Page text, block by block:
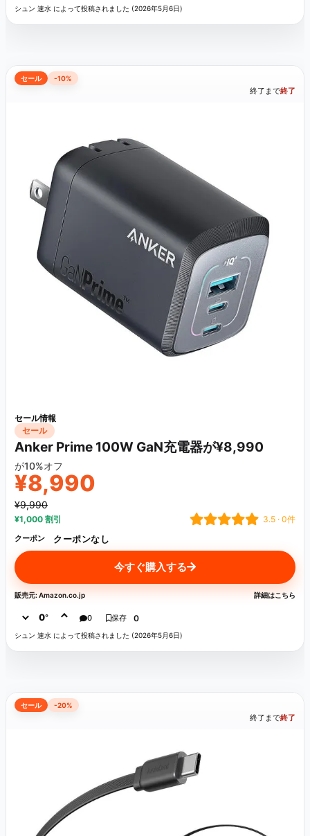
シュン 速水 によって投稿されました (2026年5月6日)
セール -10%
終了まで終了
セール情報
セール
Anker Prime 100W GaN充電器が¥8,990
が10%オフ
¥8,990
¥9,990
¥1,000 割引 3.5 · 0件
クーポン クーポンなし
今すぐ購入する
販売元: Amazon.co.jp 詳細はこちら
0° 0 保存 0
シュン 速水 によって投稿されました (2026年5月6日)
セール -20%
終了まで終了